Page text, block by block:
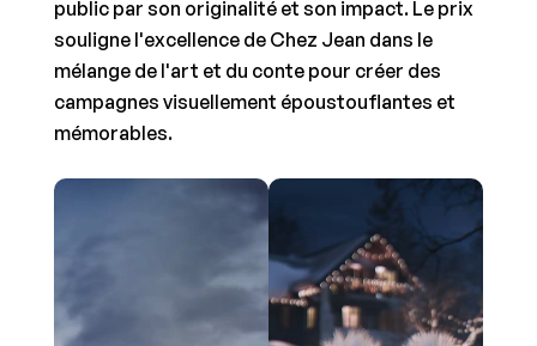
public par son originalité et son impact. Le prix
souligne l'excellence de Chez Jean dans le
mélange de l'art et du conte pour créer des
campagnes visuellement époustouflantes et
mémorables.